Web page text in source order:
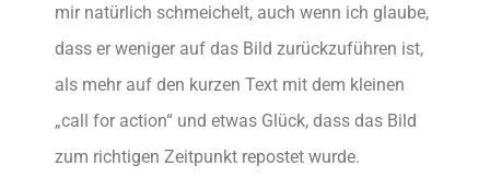
mir natürlich schmeichelt, auch wenn ich glaube,
dass er weniger auf das Bild zurückzuführen ist,
als mehr auf den kurzen Text mit dem kleinen
„call for action“ und etwas Glück, dass das Bild
zum richtigen Zeitpunkt repostet wurde.